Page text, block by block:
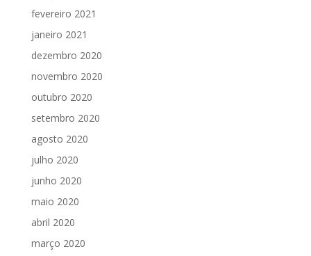
fevereiro 2021
janeiro 2021
dezembro 2020
novembro 2020
outubro 2020
setembro 2020
agosto 2020
julho 2020
junho 2020
maio 2020
abril 2020
março 2020